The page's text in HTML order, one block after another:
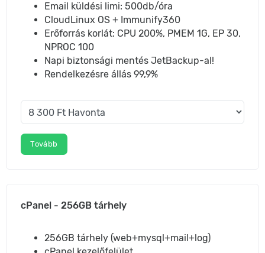
Email küldési limi: 500db/óra
CloudLinux OS + Immunify360
Erőforrás korlát: CPU 200%, PMEM 1G, EP 30,
NPROC 100
Napi biztonsági mentés JetBackup-al!
Rendelkezésre állás 99,9%
Tovább
cPanel - 256GB tárhely
256GB tárhely (web+mysql+mail+log)